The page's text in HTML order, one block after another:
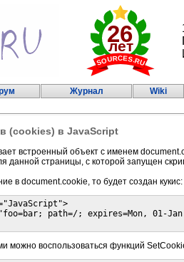
Журнал Wiki
(cookies) в JavaScript
встроенный объект с именем
данной страницы, с которой запущен
в document.cookie, то будет создан кукис:
path=/; expires=Mon, 01-
можно воспользоваться функций